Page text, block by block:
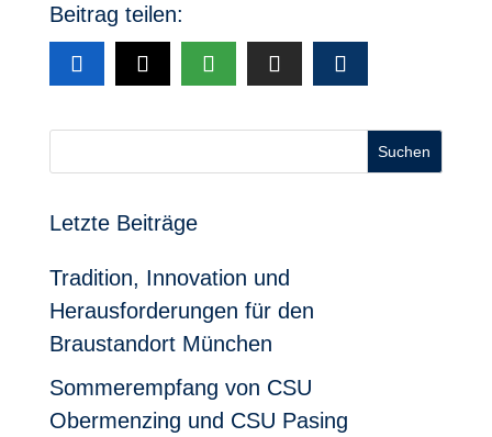
Beitrag teilen:
Suchen
Letzte Beiträge
Tradition, Innovation und
Herausforderungen für den
Braustandort München
Sommerempfang von CSU
Obermenzing und CSU Pasing